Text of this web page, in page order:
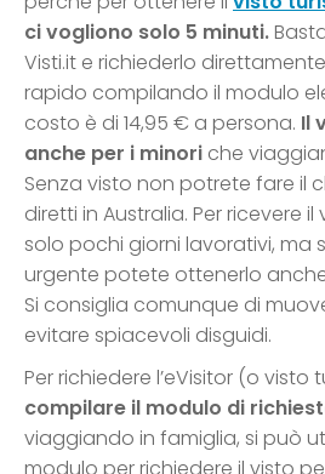
ci vogliono solo 5 minuti.
Visti.it e richiederlo
rapido compilando il modulo
costo è di 14,95 € a persona. Il
anche per i minori che
Senza visto non potrete fare il
diretti in Australia. Per ricevere
solo pochi giorni lavorativi, ma
urgente potete ottenerlo
Si consiglia comunque di
evitare spiacevoli disguidi.
Per richiedere l’eVisitor (o visto
compilare il modulo di
viaggiando in famiglia, si può